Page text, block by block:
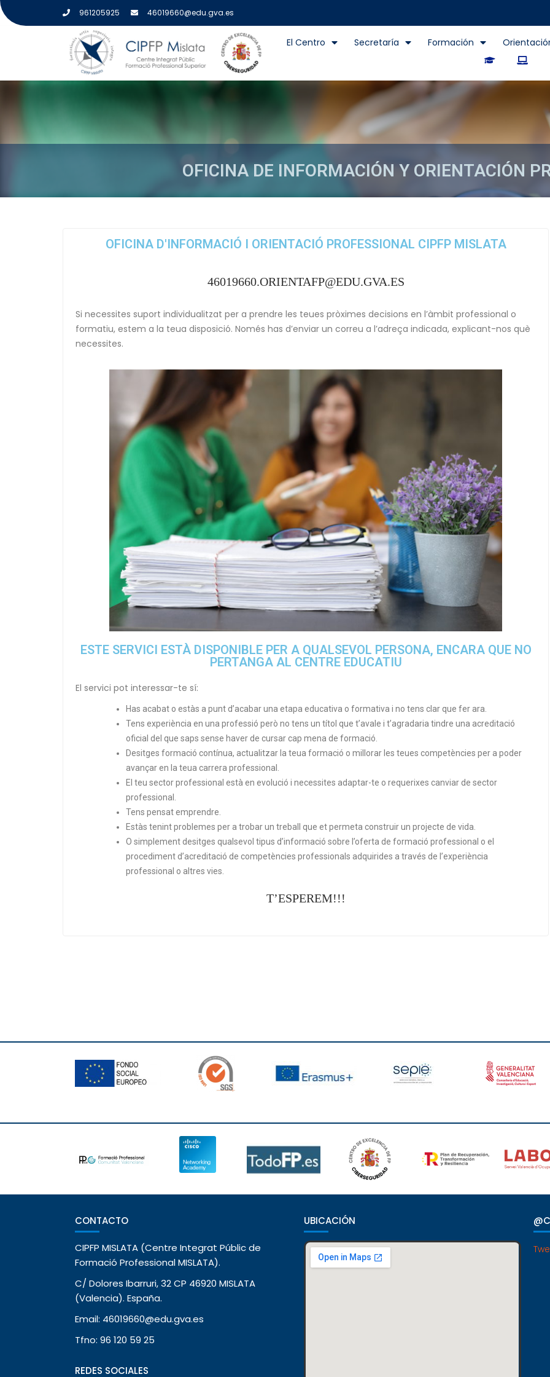
961205925 46019660@edu.gva.es
El Centro Secretaría Formación
OFICINA DE INFORMACIÓN Y ORIENTACIÓN
OFICINA D'INFORMACIÓ I ORIENTACIÓ PROFESSIONAL CIPFP MISLATA
46019660.ORIENTAFP@EDU.GVA.ES
Si necessites suport individualitzat per a prendre les teues pròximes decisions en l’àmbit professional o
formatiu, estem a la teua disposició. Només has d’enviar un correu a l’adreça indicada, explicant-nos què
necessites.
ESTE SERVICI ESTÀ DISPONIBLE PER A QUALSEVOL PERSONA, ENCARA QUE NO
PERTANGA AL CENTRE EDUCATIU
El servici pot interessar-te sí:
Has acabat o estàs a punt d’acabar una etapa educativa o formativa i no tens clar que fer ara.
Tens experiència en una professió però no tens un títol que t’avale i t’agradaria tindre una acreditació
oficial del que saps sense haver de cursar cap mena de formació.
Desitges formació contínua, actualitzar la teua formació o millorar les teues competències per a poder
avançar en la teua carrera professional.
El teu sector professional està en evolució i necessites adaptar-te o requerixes canviar de sector
professional.
Tens pensat emprendre.
Estàs tenint problemes per a trobar un treball que et permeta construir un projecte de vida.
O simplement desitges qualsevol tipus d’informació sobre l’oferta de formació professional o el
procediment d’acreditació de competències professionals adquirides a través de l’experiència
professional o altres vies.
T’ESPEREM!!!
CONTACTO
CIPFP MISLATA (Centre Integrat Públic de
Formació Professional MISLATA).
C/ Dolores Ibarruri, 32 CP 46920 MISLATA
(Valencia). España.
Email: 46019660@edu.gva.es
Tfno: 96 120 59 25
REDES SOCIALES
UBICACIÓN